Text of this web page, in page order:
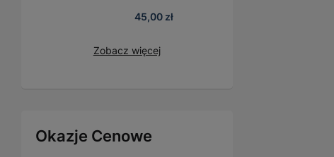
45,00 zł
Zobacz więcej
Okazje Cenowe